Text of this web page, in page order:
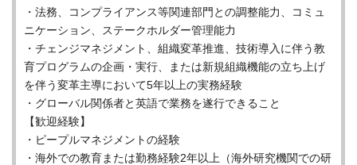
・法務、コンプライアンス等関連部門との調整能力、コミュ
ニケーション、ステークホルダー管理能力
・チェンジマネジメント、組織変革推進、技術導入に伴う教
育プログラムの企画・実行、または新規組織機能の立ち上げ
を伴う変革主導において5年以上の実務経験
・グローバル関係者と英語で業務を遂行できること
【歓迎経験】
・ピープルマネジメントの経験
・海外での教育または勤務経験2年以上（海外研究機関での研